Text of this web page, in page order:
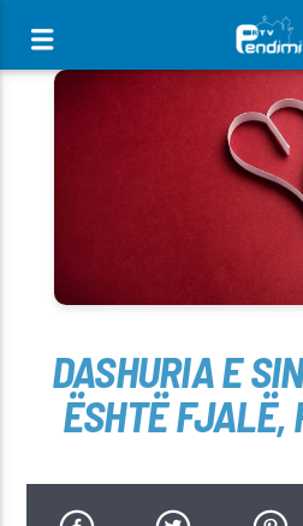
[There are no radio stations in
DASHURIA E
ËSHTË FJALË,